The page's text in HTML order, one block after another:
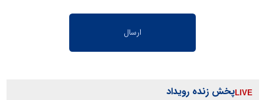
پخش زنده رویداد